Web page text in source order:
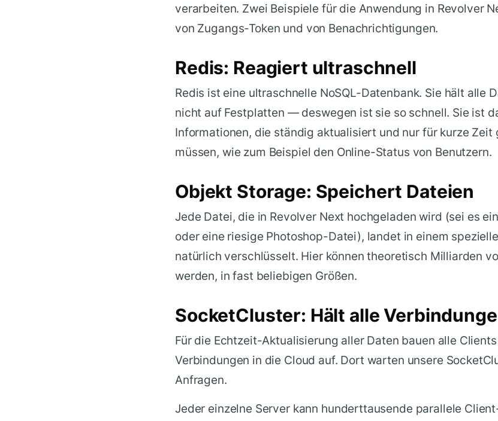
verarbeiten. Zwei Beispiele für die Anwendung in Revolver
von Zugangs-Token und von Benachrichtigungen.
Redis: Reagiert ultraschnell
Redis ist eine ultraschnelle NoSQL-Datenbank. Sie hält alle
nicht auf Festplatten — deswegen ist sie so schnell. Sie ist
Informationen, die ständig aktualisiert und nur für kurze Zeit
müssen, wie zum Beispiel den Online-Status von Benutzern.
Objekt Storage: Speichert Dateien
Jede Datei, die in Revolver Next hochgeladen wird (sei es
oder eine riesige Photoshop-Datei), landet in einem
natürlich verschlüsselt. Hier können theoretisch Milliarden
werden, in fast beliebigen Größen.
SocketCluster: Hält alle
Für die Echtzeit-Aktualisierung aller Daten bauen alle
Verbindungen in die Cloud auf. Dort warten unsere
Anfragen.
Jeder einzelne Server kann hunderttausende parallele